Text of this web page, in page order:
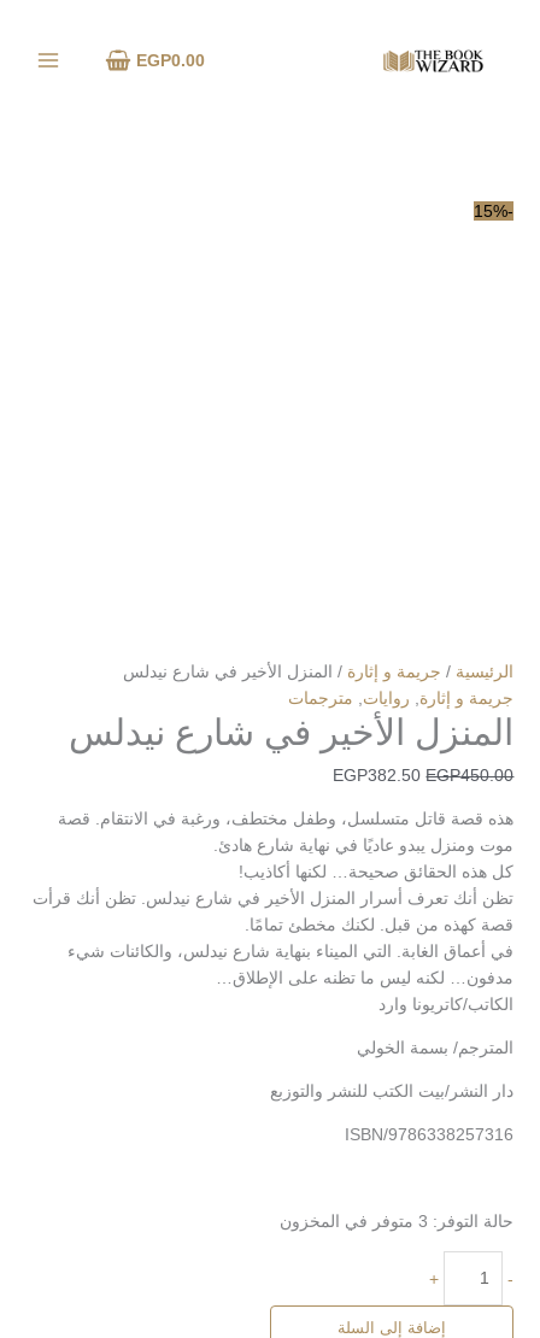
EGP0.00
-15%
الرئيسية / جريمة و إثارة / المنزل الأخير في شارع نيدلس
جريمة و إثارة
روايات مترجمات
المنزل الأخير في شارع نيدلس
EGP450.00
EGP382.50
هذه قصة قاتل متسلسل، وطفل مختطف، ورغبة في الانتقام. قصة
موت ومنزل يبدو عاديًا في نهاية شارع هادئ.
كل هذه الحقائق صحيحة… لكنها أكاذيب!
تظن أنك تعرف أسرار المنزل الأخير في شارع نيدلس. تظن أنك قرأت
قصة كهذه من قبل. لكنك مخطئ تمامًا.
في أعماق الغابة. التي الميناء بنهاية شارع نيدلس، والكائنات شيء
مدفون… لكنه ليس ما تظنه ​​على الإطلاق…
الكاتب/كاتريونا وارد
المترجم/ بسمة الخولي
دار النشر/بيت الكتب للنشر والتوزبع
ISBN/9786338257316
حالة التوفر: 3 متوفر في المخزون
-
الأخير
+
إضافة إلى السلة